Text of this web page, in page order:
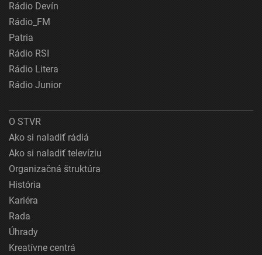
Rádio Devín
Rádio_FM
Patria
Rádio RSI
Rádio Litera
Rádio Junior
O STVR
Ako si naladiť rádiá
Ako si naladiť televíziu
Organizačná štruktúra
História
Kariéra
Rada
Úhrady
Kreatívne centrá